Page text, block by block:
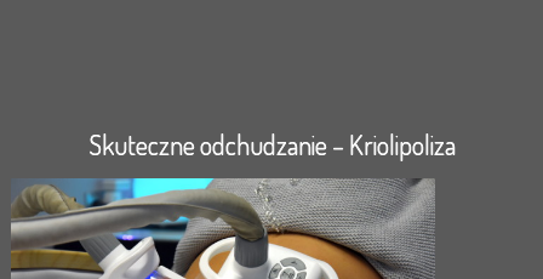
Skuteczne odchudzanie – Kriolipoliza